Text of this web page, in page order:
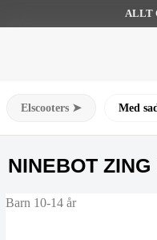
ALLT
Elscooters ➤ Med
NINEBOT ZING
Barn 10-14 år